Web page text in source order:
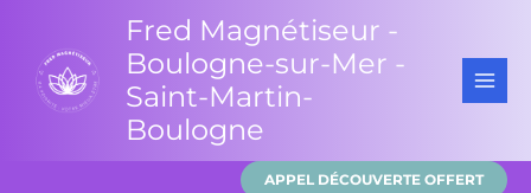
contenu
Fred Magnétiseur -
Boulogne-sur-Mer -
Saint-Martin-
Boulogne
APPEL DÉCOUVERTE OFFERT